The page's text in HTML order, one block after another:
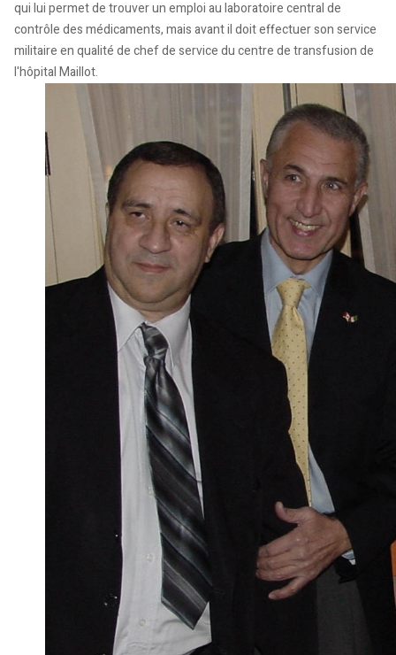
qui lui permet de trouver un emploi au laboratoire central de
contrôle des médicaments, mais avant il doit effectuer son service
militaire en qualité de chef de service du centre de transfusion de
l'hôpital Maillot.